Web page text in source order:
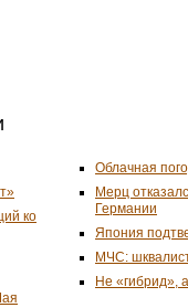
ко
Облачная
Мерц
Германии
Япония
МЧС:
Не «гибрид»,